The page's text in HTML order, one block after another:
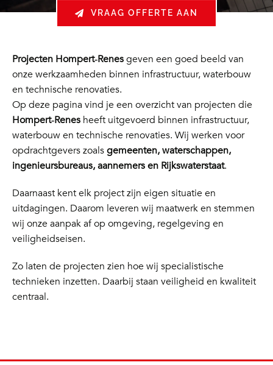
VRAAG OFFERTE AAN
Projecten Hompert‑Renesgeven een goed beeld van
onze werkzaamheden binnen infrastructuur, waterbouw
en technische renovaties.
Op deze pagina vind je een overzicht van projecten die
Hompert‑Renesheeft uitgevoerd binnen infrastructuur,
waterbouw en technische renovaties. Wij werken voor
opdrachtgevers zoalsgemeenten, waterschappen,
ingenieursbureaus, aannemers en Rijkswaterstaat.
Daarnaast kent elk project zijn eigen situatie en
uitdagingen. Daarom leveren wij maatwerk en stemmen
wij onze aanpak af op omgeving, regelgeving en
veiligheidseisen.
Zo laten de projecten zien hoe wij specialistische
technieken inzetten. Daarbij staan veiligheid en kwaliteit
centraal.